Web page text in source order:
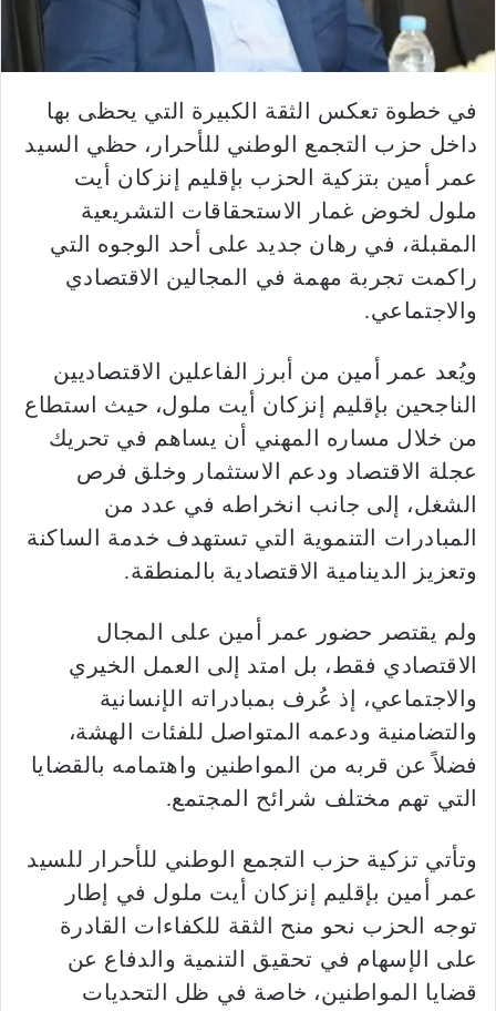
في خطوة تعكس الثقة الكبيرة التي يحظى بها
داخل حزب التجمع الوطني للأحرار، حظي السيد
عمر أمين بتزكية الحزب بإقليم إنزكان أيت
ملول لخوض غمار الاستحقاقات التشريعية
المقبلة، في رهان جديد على أحد الوجوه التي
راكمت تجربة مهمة في المجالين الاقتصادي
والاجتماعي.
ويُعد عمر أمين من أبرز الفاعلين الاقتصاديين
الناجحين بإقليم إنزكان أيت ملول، حيث استطاع
من خلال مساره المهني أن يساهم في تحريك
عجلة الاقتصاد ودعم الاستثمار وخلق فرص
الشغل، إلى جانب انخراطه في عدد من
المبادرات التنموية التي تستهدف خدمة الساكنة
وتعزيز الدينامية الاقتصادية بالمنطقة.
ولم يقتصر حضور عمر أمين على المجال
الاقتصادي فقط، بل امتد إلى العمل الخيري
والاجتماعي، إذ عُرف بمبادراته الإنسانية
والتضامنية ودعمه المتواصل للفئات الهشة،
فضلاً عن قربه من المواطنين واهتمامه بالقضايا
التي تهم مختلف شرائح المجتمع.
وتأتي تزكية حزب التجمع الوطني للأحرار للسيد
عمر أمين بإقليم إنزكان أيت ملول في إطار
توجه الحزب نحو منح الثقة للكفاءات القادرة
على الإسهام في تحقيق التنمية والدفاع عن
قضايا المواطنين، خاصة في ظل التحديات